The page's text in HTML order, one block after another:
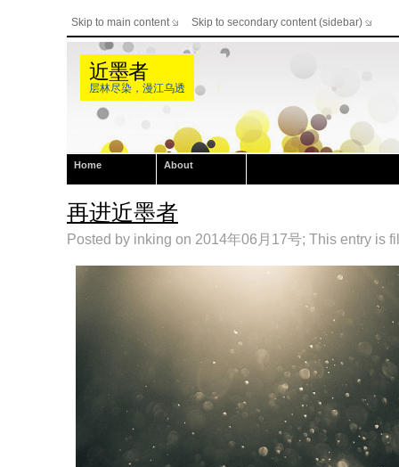
Skip to main content Skip to secondary content (sidebar)
近墨者
层林尽染，漫江乌透
Home About
再进近墨者
Posted by inking on 2014年06月17号; This entry is